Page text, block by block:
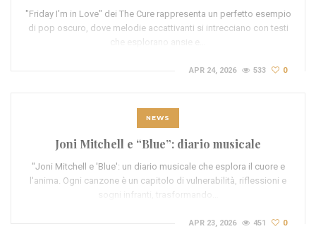
"Friday I’m in Love" dei The Cure rappresenta un perfetto esempio
di pop oscuro, dove melodie accattivanti si intrecciano con testi
APR 24, 2026 533 0
NEWS
Joni Mitchell e “Blue”: diario musicale
"Joni Mitchell e 'Blue': un diario musicale che esplora il cuore e
l'anima. Ogni canzone è un capitolo di vulnerabilità, riflessioni e
sogni infranti, trasformando…
APR 23, 2026 451 0